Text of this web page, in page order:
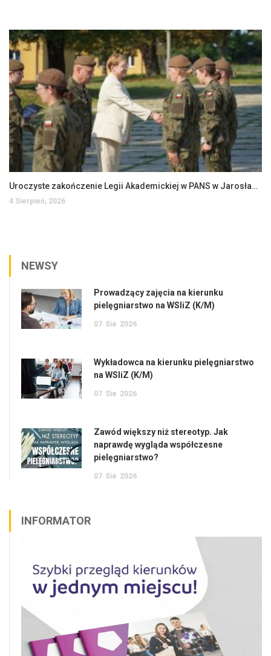
Uroczyste zakończenie Legii Akademickiej w PANS w Jarosławiu
4 Sierpień, 2026
NEWSY
Prowadzący zajęcia na kierunku
pielęgniarstwo na WSIiZ (K/M)
07 Sie 2026
Wykładowca na kierunku pielęgniarstwo
na WSIiZ (K/M)
07 Sie 2026
Zawód większy niż stereotyp. Jak
naprawdę wygląda współczesne
pielęgniarstwo?
07 Sie 2026
INFORMATOR